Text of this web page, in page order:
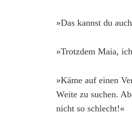
»Das kannst du
»Trotzdem Maia,
»Käme auf einen
Weite zu suchen.
nicht so schlecht!«